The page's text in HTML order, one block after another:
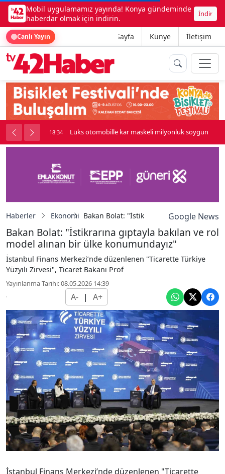
Mobil uygulamamız yayında! Konya gündeminde
haberdar olmak için indirin.
İndir
Canlı Yayın Ana Sayfa Künye İletişim
kavga çıktı 18:34 Lüks otomobille kar maskeli milyonluk soygun
Haberler Ekonomi Bakan Bolat: "İstikrarına gıptayla
Google News
Bakan Bolat: "İstikrarına gıptayla bakılan ve rol
model alınan bir ülke konumundayız"
İstanbul Finans Merkezi’nde düzenlenen "Ticarette Türkiye
Yüzyılı Zirvesi", Ticaret Bakanı Prof
Yayınlanma Tarihi: 08.05.2026 14:39
A- | A+
İstanbul Finans Merkezi’nde düzenlenen "Ticarette